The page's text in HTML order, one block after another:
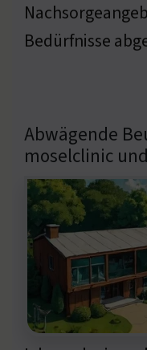
Bedürfnisse
Abwägende
moselclinic